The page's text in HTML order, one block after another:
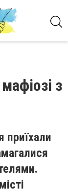
з
приїхали